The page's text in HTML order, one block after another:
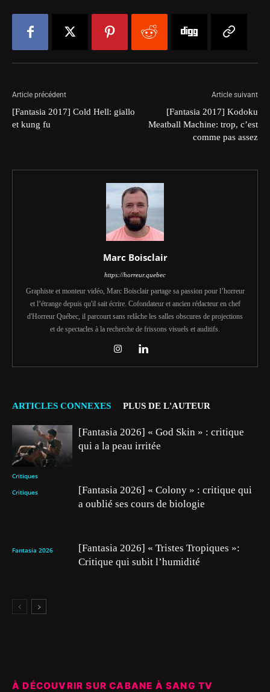
Article précédent
[Fantasia 2017] Cold Hell: giallo
et kung fu
Article suivant
[Fantasia 2017] Kodoku
Meatball Machine: trop, c’est
comme pas assez
Marc Boisclair
https://horreur.quebec
Graphiste et monteur vidéo, Marc Boisclair partage sa passion pour l’horreur
et l’étrange depuis qu'il sait écrire. Cofondateur et ancien rédacteur en chef
d'Horreur Québec, il parcourt sans relâche les salles obscures de projections
et de spectacles à la recherche de frissons visuels et auditifs.
ARTICLES CONNEXES PLUS DE L'AUTEUR
Critiques
[Fantasia 2026] « God Skin » : critique
qui a la peau irritée
Critiques
[Fantasia 2026] « Colony » : critique qui
a oublié ses cours de biologie
Fantasia 2026
[Fantasia 2026] « Tristes Tropiques »:
Critique qui subit l’humidité
À DÉCOUVRIR SUR CABANE À SANG TV